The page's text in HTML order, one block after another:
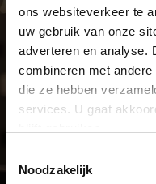
ons websiteverkeer te
uw gebruik van onze
adverteren en analyse.
combineren met
die ze hebben
services. U gaat
Noodzakelijk